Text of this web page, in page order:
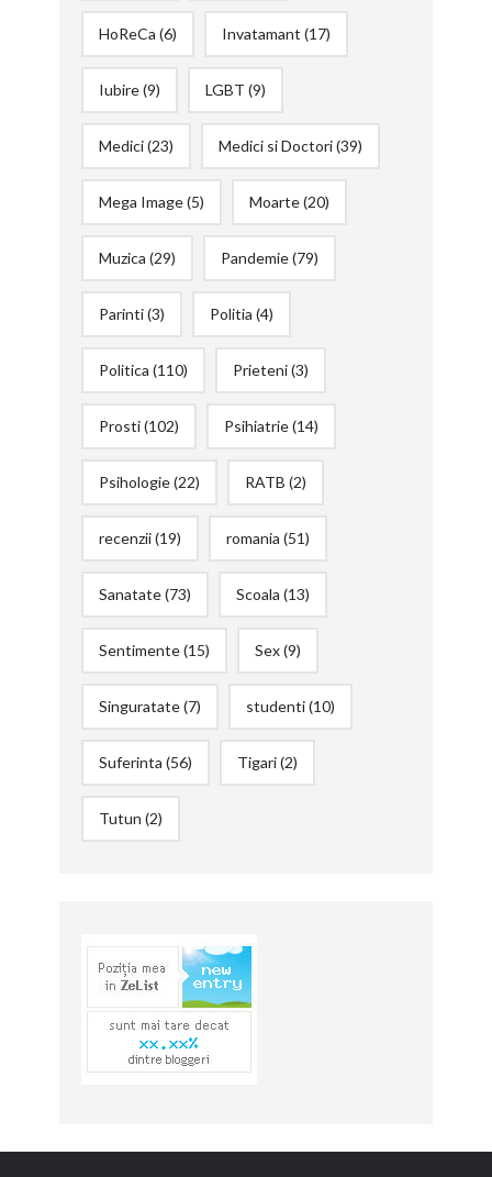
HoReCa (6) Invatamant (17)
Iubire(9) LGBT (9)
Medici(23) Medici si Doctori(39)
Mega Image(5) Moarte(20)
Muzica (29) Pandemie(79)
Parinti(3) Politia (4)
Politica (110) Prieteni(3)
Prosti(102) Psihiatrie(14)
Psihologie(22) RATB (2)
recenzii(19) romania (51)
Sanatate(73) Scoala (13)
Sentimente(15) Sex(9)
Singuratate(7) studenti(10)
Suferinta (56) Tigari(2)
Tutun (2)